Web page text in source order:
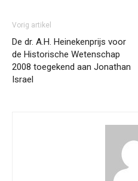
Vorig artikel
De dr. A.H. Heinekenprijs voor
de Historische Wetenschap
2008 toegekend aan Jonathan
Israel